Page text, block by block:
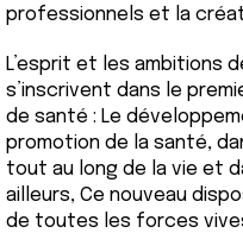
professionnels et la
L’esprit et les ambitions
s’inscrivent dans le
de santé : Le
promotion de la santé,
tout au long de la vie et
ailleurs, Ce nouveau
de toutes les forces